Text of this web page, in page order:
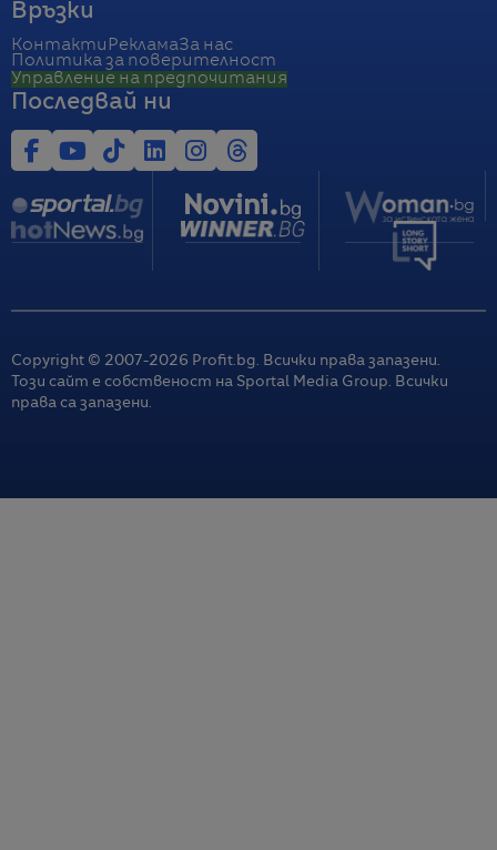
Връзки
Контакти РекламаЗа нас
Политика за поверителност
Управление на предпочитания
Последвай ни
Copyright © 2007-2026 Profit.bg. Всички права запазени.
Този сайт е собственост на Sportal Media Group. Всички
права са запазени.